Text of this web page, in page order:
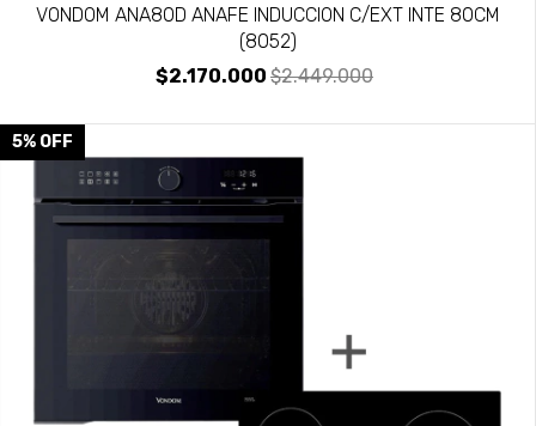
VONDOM ANA80D ANAFE INDUCCION C/EXT INTE 80CM
(8052)
$2.170.000 $2.449.000
5% OFF